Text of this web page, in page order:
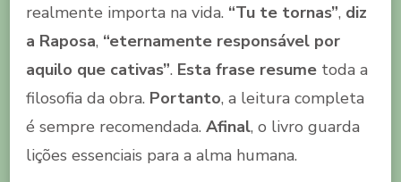
realmente importa na vida. “Tu te tornas”, diz
a Raposa, “eternamente responsável por
aquilo que cativas”. Esta frase resume toda a
filosofia da obra. Portanto, a leitura completa
é sempre recomendada. Afinal, o livro guarda
lições essenciais para a alma humana.